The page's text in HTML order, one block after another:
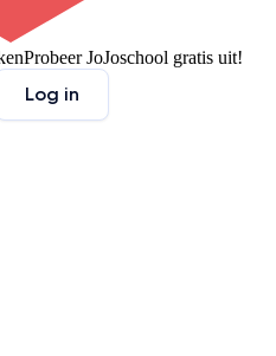
Probeer JoJoschool gratis uit!
Log in